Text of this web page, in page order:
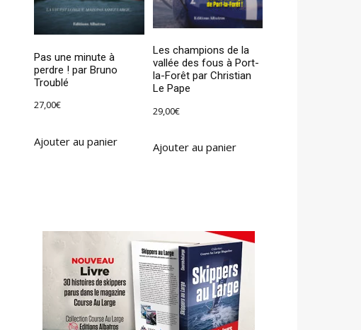
Pas une minute à
perdre ! par Bruno
Troublé
27,00€
Ajouter au panier
Les champions de la
vallée des fous à Port-
la-Forêt par Christian
Le Pape
29,00€
Ajouter au panier